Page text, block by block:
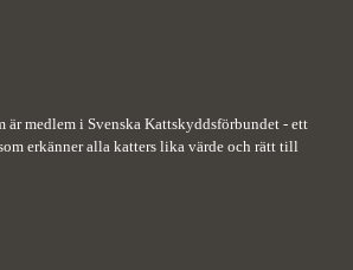
är medlem i Svenska Kattskyddsförbundet - ett
erkänner alla katters lika värde och rätt till